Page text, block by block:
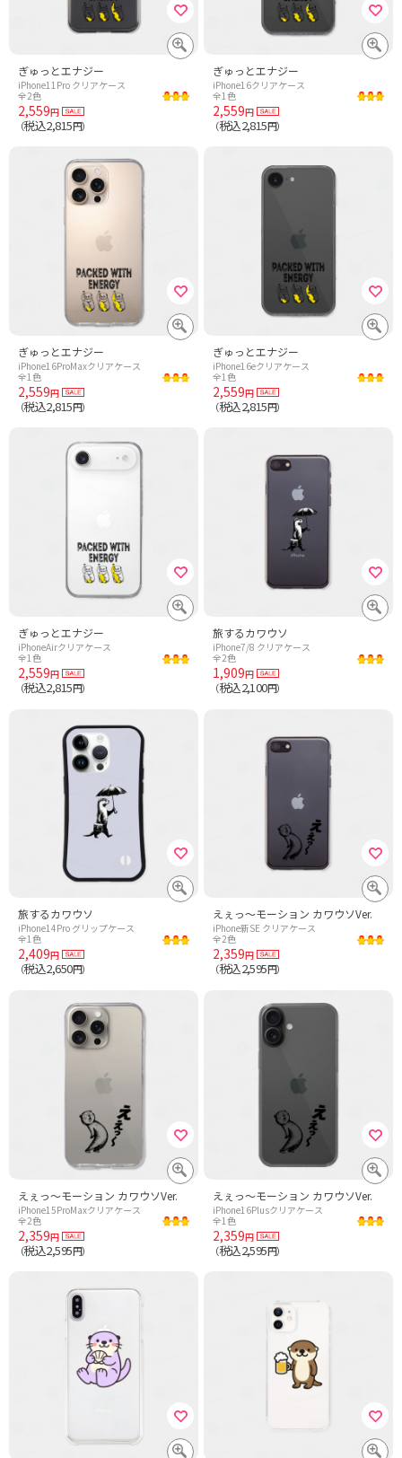
ぎゅっとエナジー
iPhone11Pro クリアケース
全2色
2,559円
（税込2,815円）
ぎゅっとエナジー
iPhone16クリアケース
全1色
2,559円
（税込2,815円）
ぎゅっとエナジー
iPhone16ProMaxクリアケース
全1色
2,559円
（税込2,815円）
ぎゅっとエナジー
iPhone16eクリアケース
全1色
2,559円
（税込2,815円）
ぎゅっとエナジー
iPhoneAirクリアケース
全1色
2,559円
（税込2,815円）
旅するカワウソ
iPhone7/8 クリアケース
全2色
1,909円
（税込2,100円）
旅するカワウソ
iPhone14Pro グリップケース
全1色
2,409円
（税込2,650円）
えぇっ〜モーション カワウソVer.
iPhone新SE クリアケース
全2色
2,359円
（税込2,595円）
えぇっ〜モーション カワウソVer.
iPhone15ProMaxクリアケース
全2色
2,359円
（税込2,595円）
えぇっ〜モーション カワウソVer.
iPhone16Plusクリアケース
全1色
2,359円
（税込2,595円）